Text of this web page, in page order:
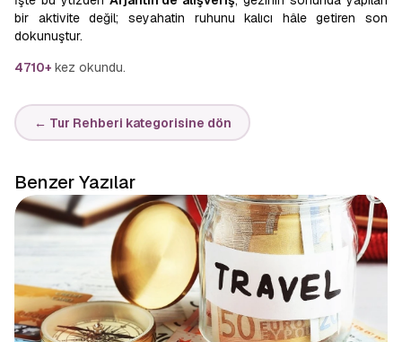
bir aktivite değil; seyahatin ruhunu kalıcı hâle getiren son
dokunuştur.
4710+ kez okundu.
← Tur Rehberi kategorisine dön
Benzer Yazılar